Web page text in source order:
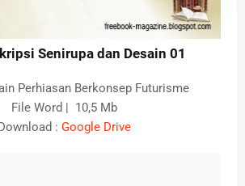
Senirupa dan Desain 01
Perhiasan Berkonsep Futurisme
File Word | 10,5 Mb
: Google Drive